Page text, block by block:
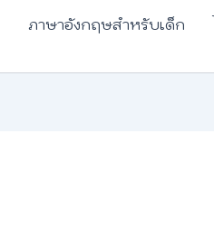
ภาษาอังกฤษสำหรับเด็ก